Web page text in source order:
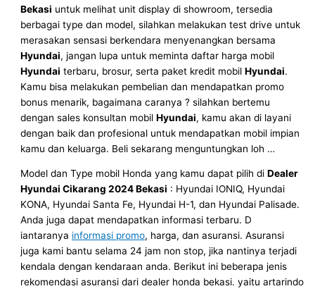
Bekasi untuk melihat unit display di showroom, tersedia
berbagai type dan model, silahkan melakukan test drive untuk
merasakan sensasi berkendara menyenangkan bersama
Hyundai, jangan lupa untuk meminta daftar harga mobil
Hyundai terbaru, brosur, serta paket kredit mobilHyundai.
Kamu bisa melakukan pembelian dan mendapatkan promo
bonus menarik, bagaimana caranya ? silahkan bertemu
dengan sales konsultan mobilHyundai, kamu akan di layani
dengan baik dan profesional untuk mendapatkan mobil impian
kamu dan keluarga. Beli sekarang menguntungkan loh …
Model dan Type mobil Honda yang kamu dapat pilih diDealer
Hyundai Cikarang 2024 Bekasi : Hyundai IONIQ, Hyundai
KONA, Hyundai Santa Fe, Hyundai H-1, dan Hyundai Palisade.
Anda juga dapat mendapatkan informasi terbaru. D
iantaranya informasi promo, harga, dan asuransi. Asuransi
juga kami bantu selama 24 jam non stop, jika nantinya terjadi
kendala dengan kendaraan anda. Berikut ini beberapa jenis
rekomendasi asuransi dari dealer honda bekasi. yaitu artarindo